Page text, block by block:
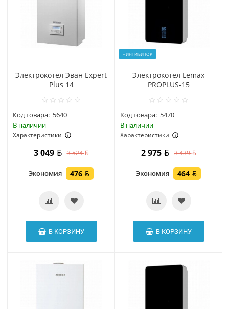
Электрокотел Эван Expert
Plus 14
Код товара: 5640
В наличии
Характеристики
3 049 3 524
Экономия 476
В КОРЗИНУ
+ИНГИБИТОР
Электрокотел Lemax
PROPLUS-15
Код товара: 5470
В наличии
Характеристики
2 975 3 439
Экономия 464
В КОРЗИНУ